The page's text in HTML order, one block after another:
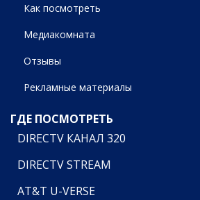
Как посмотреть
Медиакомната
Отзывы
Рекламные материалы
ГДЕ ПОСМОТРЕТЬ
DIRECTV КАНАЛ 320
DIRECTV STREAM
AT&T U-VERSE